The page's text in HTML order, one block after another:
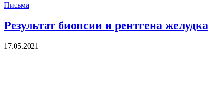
Письма
Результат биопсии и рентгена желудка
17.05.2021